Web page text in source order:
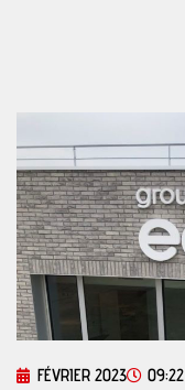
FÉVRIER 2023 09:22